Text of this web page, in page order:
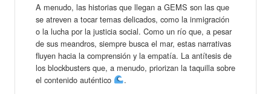
A menudo, las historias que llegan a GEMS son las que
se atreven a tocar temas delicados, como la inmigración
o la lucha por la justicia social. Como un río que, a pesar
de sus meandros, siempre busca el mar, estas narrativas
fluyen hacia la comprensión y la empatía. La antítesis de
los blockbusters que, a menudo, priorizan la taquilla sobre
el contenido auténtico
.